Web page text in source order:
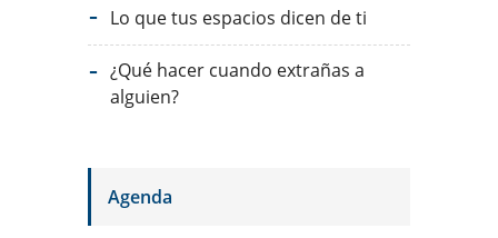
Lo que tus espacios dicen de ti
¿Qué hacer cuando extrañas a
alguien?
Agenda